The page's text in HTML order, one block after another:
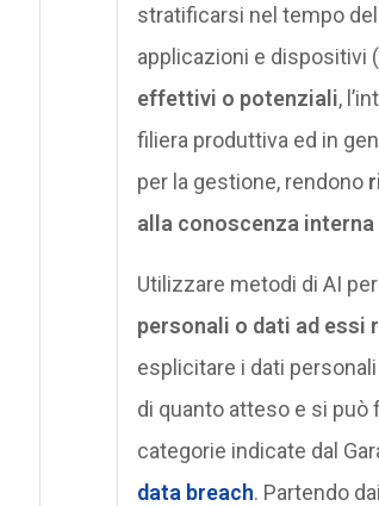
stratificarsi nel tempo
applicazioni e dispositivi
effettivi o potenziali,
filiera produttiva ed in
per la gestione, rendono
alla conoscenza
Utilizzare metodi di AI
personali o dati ad essi
esplicitare i dati
di quanto atteso e si può
categorie indicate dal
data breach. Partendo